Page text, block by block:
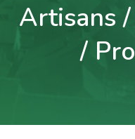
Artisans
/